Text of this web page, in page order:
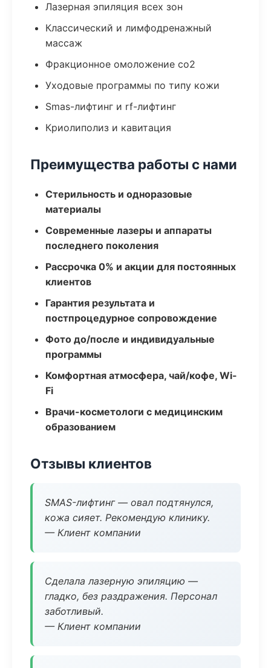
Лазерная эпиляция всех зон
Классический и лимфодренажный
массаж
Фракционное омоложение co2
Уходовые программы по типу кожи
Smas-лифтинг и rf-лифтинг
Криолиполиз и кавитация
Преимущества работы с нами
Стерильность и одноразовые
материалы
Современные лазеры и аппараты
последнего поколения
Рассрочка 0% и акции для постоянных
клиентов
Гарантия результата и
постпроцедурное сопровождение
Фото до/после и индивидуальные
программы
Комфортная атмосфера, чай/кофе, Wi-
Fi
Врачи-косметологи с медицинским
образованием
Отзывы клиентов
SMAS-лифтинг — овал подтянулся,
кожа сияет. Рекомендую клинику.
— Клиент компании
Сделала лазерную эпиляцию —
гладко, без раздражения. Персонал
заботливый.
— Клиент компании